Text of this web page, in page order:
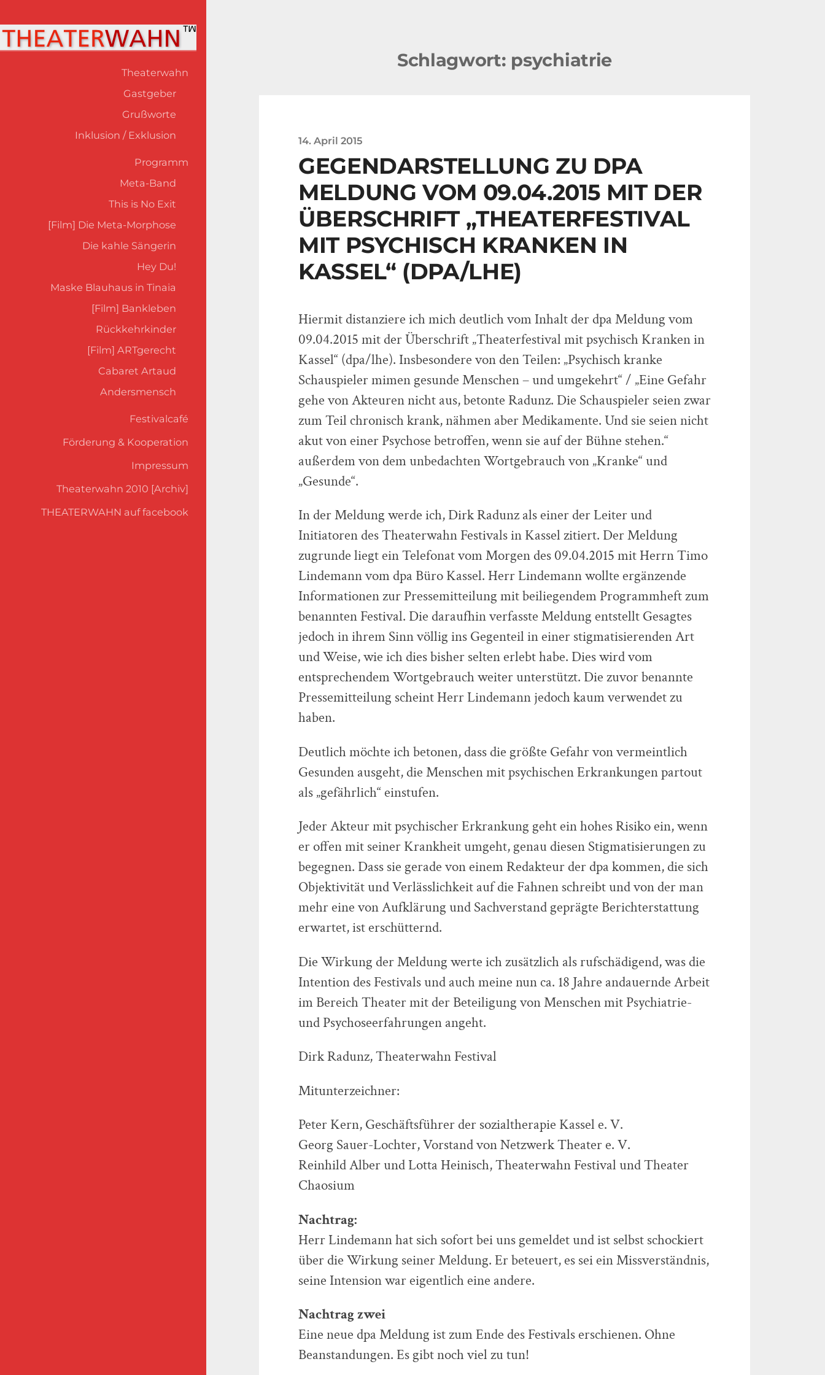
Theaterwahn
Gastgeber
Grußworte
Inklusion / Exklusion
Programm
Meta-Band
This is No Exit
[Film] Die Meta-Morphose
Die kahle Sängerin
Hey Du!
Maske Blauhaus in Tinaia
[Film] Bankleben
Rückkehrkinder
[Film] ARTgerecht
Cabaret Artaud
Andersmensch
Festivalcafé
Förderung & Kooperation
Impressum
Theaterwahn 2010 [Archiv]
THEATERWAHN auf facebook
Schlagwort: psychiatrie
14. April 2015
GEGENDARSTELLUNG ZU DPA
MELDUNG VOM 09.04.2015 MIT DER
ÜBERSCHRIFT „THEATERFESTIVAL
MIT PSYCHISCH KRANKEN IN
KASSEL“ (DPA/LHE)
Hiermit distanziere ich mich deutlich vom Inhalt der dpa Meldung vom
09.04.2015 mit der Überschrift „Theaterfestival mit psychisch Kranken in
Kassel“ (dpa/lhe). Insbesondere von den Teilen: „Psychisch kranke
Schauspieler mimen gesunde Menschen – und umgekehrt“ / „Eine Gefahr
gehe von Akteuren nicht aus, betonte Radunz. Die Schauspieler seien zwar
zum Teil chronisch krank, nähmen aber Medikamente. Und sie seien nicht
akut von einer Psychose betroffen, wenn sie auf der Bühne stehen.“
außerdem von dem unbedachten Wortgebrauch von „Kranke“ und
„Gesunde“.
In der Meldung werde ich, Dirk Radunz als einer der Leiter und
Initiatoren des Theaterwahn Festivals in Kassel zitiert. Der Meldung
zugrunde liegt ein Telefonat vom Morgen des 09.04.2015 mit Herrn Timo
Lindemann vom dpa Büro Kassel. Herr Lindemann wollte ergänzende
Informationen zur Pressemitteilung mit beiliegendem Programmheft zum
benannten Festival. Die daraufhin verfasste Meldung entstellt Gesagtes
jedoch in ihrem Sinn völlig ins Gegenteil in einer stigmatisierenden Art
und Weise, wie ich dies bisher selten erlebt habe. Dies wird vom
entsprechendem Wortgebrauch weiter unterstützt. Die zuvor benannte
Pressemitteilung scheint Herr Lindemann jedoch kaum verwendet zu
haben.
Deutlich möchte ich betonen, dass die größte Gefahr von vermeintlich
Gesunden ausgeht, die Menschen mit psychischen Erkrankungen partout
als „gefährlich“ einstufen.
Jeder Akteur mit psychischer Erkrankung geht ein hohes Risiko ein, wenn
er offen mit seiner Krankheit umgeht, genau diesen Stigmatisierungen zu
begegnen. Dass sie gerade von einem Redakteur der dpa kommen, die sich
Objektivität und Verlässlichkeit auf die Fahnen schreibt und von der man
mehr eine von Aufklärung und Sachverstand geprägte Berichterstattung
erwartet, ist erschütternd.
Die Wirkung der Meldung werte ich zusätzlich als rufschädigend, was die
Intention des Festivals und auch meine nun ca. 18 Jahre andauernde Arbeit
im Bereich Theater mit der Beteiligung von Menschen mit Psychiatrie-
und Psychoseerfahrungen angeht.
Dirk Radunz, Theaterwahn Festival
Mitunterzeichner:
Peter Kern, Geschäftsführer der sozialtherapie Kassel e. V.
Georg Sauer-Lochter, Vorstand von Netzwerk Theater e. V.
Reinhild Alber und Lotta Heinisch, Theaterwahn Festival und Theater
Chaosium
Nachtrag:
Herr Lindemann hat sich sofort bei uns gemeldet und ist selbst schockiert
über die Wirkung seiner Meldung. Er beteuert, es sei ein Missverständnis,
seine Intension war eigentlich eine andere.
Nachtrag zwei
Eine neue dpa Meldung ist zum Ende des Festivals erschienen. Ohne
Beanstandungen. Es gibt noch viel zu tun!